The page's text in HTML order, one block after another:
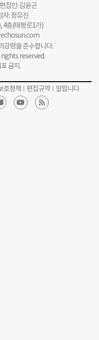
집인: 김윤곤
자: 정유진
4층(태평로1가)
강령을 준수합니다.
reserved.
금지.
호정책 편집규약 알립니다